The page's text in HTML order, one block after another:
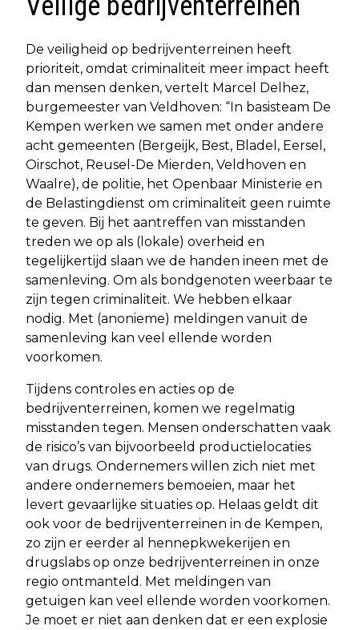
De veiligheid op bedrijventerreinen heeft
prioriteit, omdat criminaliteit meer impact heeft
dan mensen denken, vertelt Marcel Delhez,
burgemeester van Veldhoven: “In basisteam De
Kempen werken we samen met onder andere
acht gemeenten (Bergeijk, Best, Bladel, Eersel,
Oirschot, Reusel-De Mierden, Veldhoven en
Waalre), de politie, het Openbaar Ministerie en
de Belastingdienst om criminaliteit geen ruimte
te geven. Bij het aantreffen van misstanden
treden we op als (lokale) overheid en
tegelijkertijd slaan we de handen ineen met de
samenleving. Om als bondgenoten weerbaar te
zijn tegen criminaliteit. We hebben elkaar
nodig. Met (anonieme) meldingen vanuit de
samenleving kan veel ellende worden
voorkomen.
Tijdens controles en acties op de
bedrijventerreinen, komen we regelmatig
misstanden tegen. Mensen onderschatten vaak
de risico’s van bijvoorbeeld productielocaties
van drugs. Ondernemers willen zich niet met
andere ondernemers bemoeien, maar het
levert gevaarlijke situaties op. Helaas geldt dit
ook voor de bedrijventerreinen in de Kempen,
zo zijn er eerder al hennepkwekerijen en
drugslabs op onze bedrijventerreinen in onze
regio ontmanteld. Met meldingen van
getuigen kan veel ellende worden voorkomen.
Je moet er niet aan denken dat er een explosie